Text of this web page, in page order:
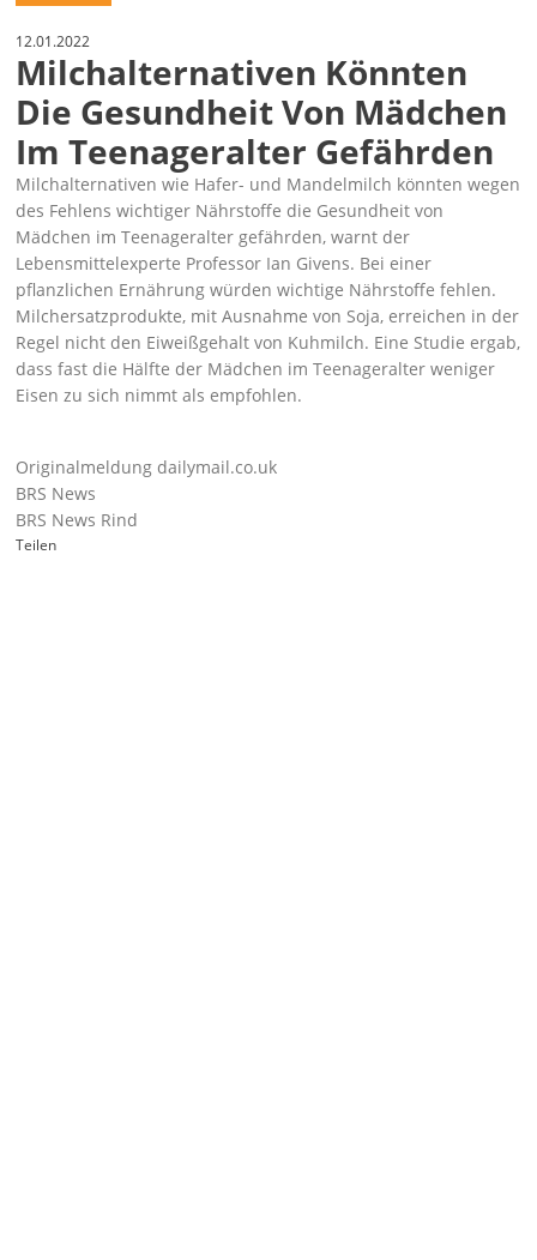
12.01.2022
Milchalternativen Könnten
Die Gesundheit Von Mädchen
Im Teenageralter Gefährden
Milchalternativen wie Hafer- und Mandelmilch könnten wegen
des Fehlens wichtiger Nährstoffe die Gesundheit von
Mädchen im Teenageralter gefährden, warnt der
Lebensmittelexperte Professor Ian Givens. Bei einer
pflanzlichen Ernährung würden wichtige Nährstoffe fehlen.
Milchersatzprodukte, mit Ausnahme von Soja, erreichen in der
Regel nicht den Eiweißgehalt von Kuhmilch. Eine Studie ergab,
dass fast die Hälfte der Mädchen im Teenageralter weniger
Eisen zu sich nimmt als empfohlen.
Originalmeldung dailymail.co.uk
BRS News
BRS News Rind
Teilen